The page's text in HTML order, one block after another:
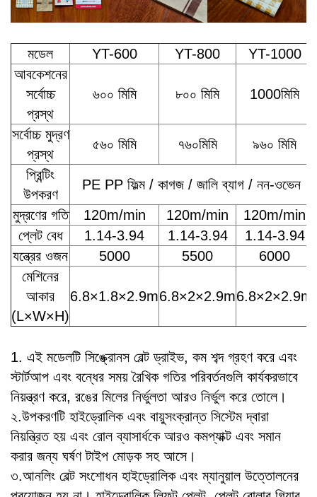
মডেল YT-600 YT-800
YT-1000
আবকেশনের
সর্বোচ্চ
প্রস্থ
৬০০ মিমি ৮০০ মিমি 1000মিমি
সর্বোচ্চ মুদ্রণ
প্রস্থ
৫৬০ মিমি ৭৬০মিমি
৯৬০ মিমি
প্রিন্টিং
উপকরণ
PE PP ফিল্ম / কাগজ / জালি ব্যাগ / নন-ওভেন
মুদ্রণের গতি
120m/min 120m/min
120m/min
প্লেট বেধ
1.14-3.94 1.14-3.94
1.14-3.94
যন্ত্রের ওজন
5000 5500
6000
মেশিনের
আকার
(L×W×H)
6.8×1.8×2.9m6.8×2×2.9m6.8×2×2.9m
1. এই মডেলটি সিঙ্ক্রোনস বেল্ট ড্রাইভ, কম শব্দ গ্রহণ করে এবং
স্টার্টআপ এবং বন্ধের সময় রৈখিক গতির পরিবর্তনগুলি কার্যকরভাবে
নিয়ন্ত্রণ করে, রঙের মিলের নির্ভুলতা আরও নির্ভুল করে তোলে।
২.উপকরণটি হাইড্রোলিক এবং বায়ুসংক্রান্ত সিস্টেম দ্বারা
নিয়ন্ত্রিত হয় এবং রোল ব্যাসার্ধকে আরও কমপ্যাক্ট এবং সমান
করার জন্য ঘর্ষণ টাইপ মোড়ক সহ আসে।
৩.আনলিং বেল্ট সংশোধন হাইড্রোলিক এবং ম্যানুয়াল উত্তোলনের